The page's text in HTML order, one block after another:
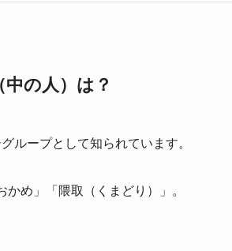
の人）は？
ループとして知られています。
め」「隈取（くまどり）」。